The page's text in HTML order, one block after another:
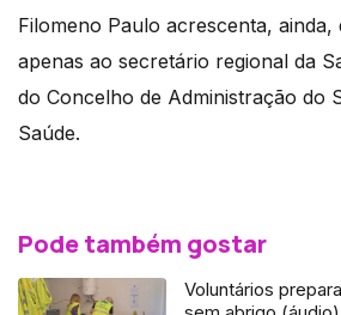
Filomeno Paulo acrescenta, ainda,
apenas ao secretário regional da
do Concelho de Administração do
Saúde.
Pode também gostar
Voluntários